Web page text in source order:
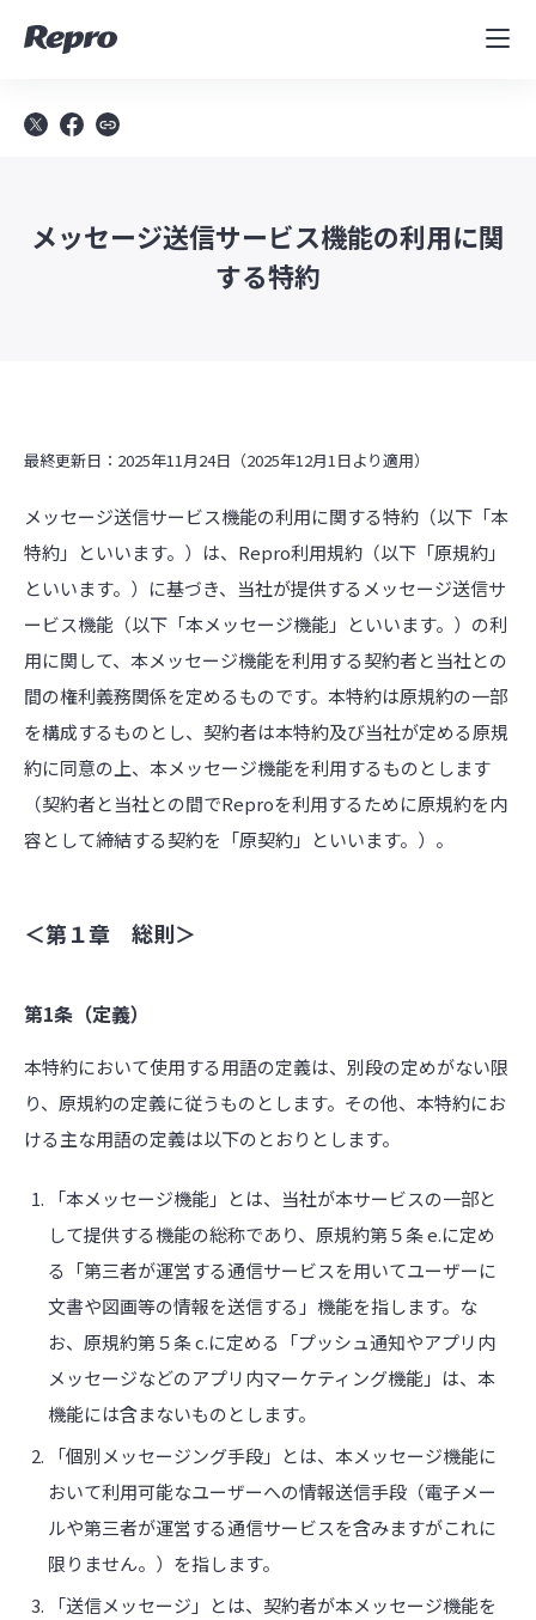
MAツール
導入事例
メッセージ送信サービス機能の利用に関
する特約
最終更新日：2025年11月24日（2025年12月1日より適用）
メッセージ送信サービス機能の利用に関する特約（以下「本
特約」といいます。）は、Repro利用規約（以下「原規約」
といいます。）に基づき、当社が提供するメッセージ送信サ
ービス機能（以下「本メッセージ機能」といいます。）の利
用に関して、本メッセージ機能を利用する契約者と当社との
間の権利義務関係を定めるものです。本特約は原規約の一部
を構成するものとし、契約者は本特約及び当社が定める原規
約に同意の上、本メッセージ機能を利用するものとします
（契約者と当社との間でReproを利用するために原規約を内
容として締結する契約を「原契約」といいます。）。
＜第１章 総則＞
第1条（定義）
本特約において使用する用語の定義は、別段の定めがない限
り、原規約の定義に従うものとします。その他、本特約にお
ける主な用語の定義は以下のとおりとします。
「本メッセージ機能」とは、当社が本サービスの一部と
して提供する機能の総称であり、原規約第５条 e.に定め
る「第三者が運営する通信サービスを用いてユーザーに
文書や図画等の情報を送信する」機能を指します。な
お、原規約第５条 c.に定める「プッシュ通知やアプリ内
メッセージなどのアプリ内マーケティング機能」は、本
機能には含まないものとします。
「個別メッセージング手段」とは、本メッセージ機能に
おいて利用可能なユーザーへの情報送信手段（電子メー
ルや第三者が運営する通信サービスを含みますがこれに
限りません。）を指します。
「送信メッセージ」とは、契約者が本メッセージ機能を